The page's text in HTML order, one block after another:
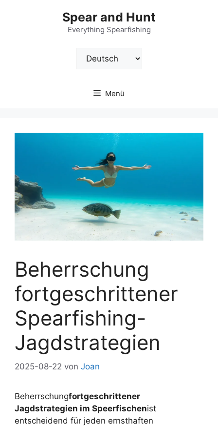
Spear and Hunt
Everything Spearfishing
Sprache
auswählen
Menü
Beherrschung
fortgeschrittener
Spearfishing-
Jagdstrategien
2025-08-22 von Joan
Beherrschungfortgeschrittener
Jagdstrategien im Speerfischenist
entscheidend für jeden ernsthaften